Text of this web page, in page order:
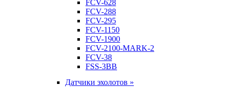
FCV-628
FCV-288
FCV-295
FCV-1150
FCV-1900
FCV-2100-MARK-2
FCV-38
FSS-3BB
Датчики эхолотов »